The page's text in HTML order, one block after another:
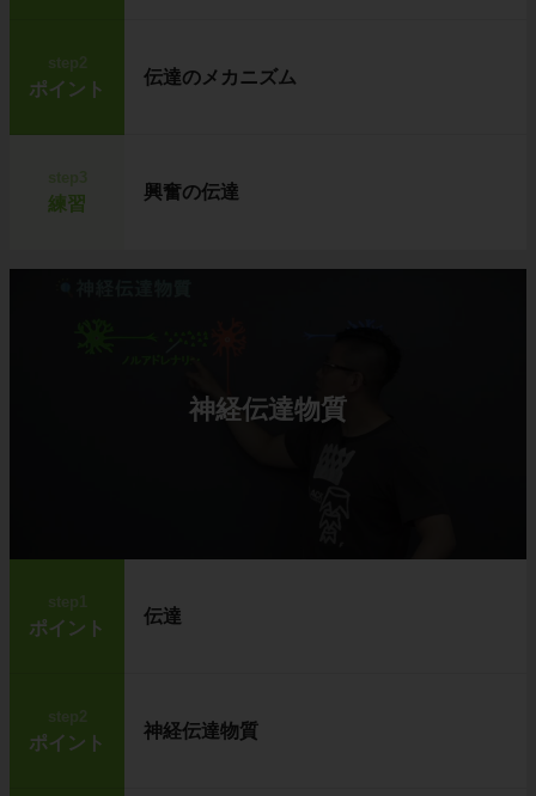
step2
ポイント
伝達のメカニズム
練習
興奮の伝達
神経伝達物質
step1
ポイント
伝達
step2
ポイント
神経伝達物質